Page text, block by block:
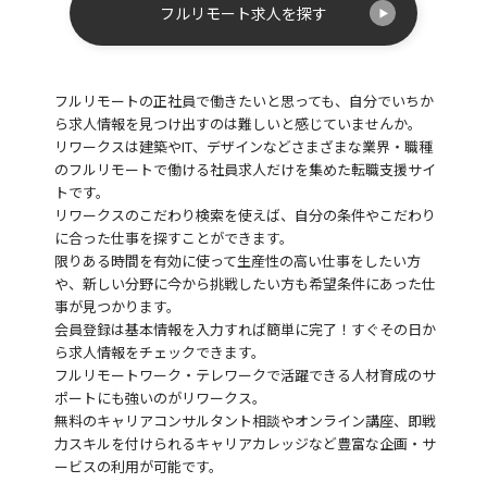
フルリモート求人を探す
フルリモートの正社員で働きたいと思っても、自分でいちか
ら求人情報を見つけ出すのは難しいと感じていませんか。
リワークスは建築やIT、デザインなどさまざまな業界・職種
のフルリモートで働ける社員求人だけを集めた転職支援サイ
トです。
リワークスのこだわり検索を使えば、自分の条件やこだわり
に合った仕事を探すことができます。
限りある時間を有効に使って生産性の高い仕事をしたい方
や、新しい分野に今から挑戦したい方も希望条件にあった仕
事が見つかります。
会員登録は基本情報を入力すれば簡単に完了！すぐその日か
ら求人情報をチェックできます。
フルリモートワーク・テレワークで活躍できる人材育成のサ
ポートにも強いのがリワークス。
無料のキャリアコンサルタント相談やオンライン講座、即戦
力スキルを付けられるキャリアカレッジなど豊富な企画・サ
ービスの利用が可能です。